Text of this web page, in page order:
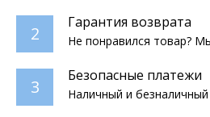
2
Гарантия возврата
Не понравился товар?
3
Безопасные платежи
Наличный и безналичный